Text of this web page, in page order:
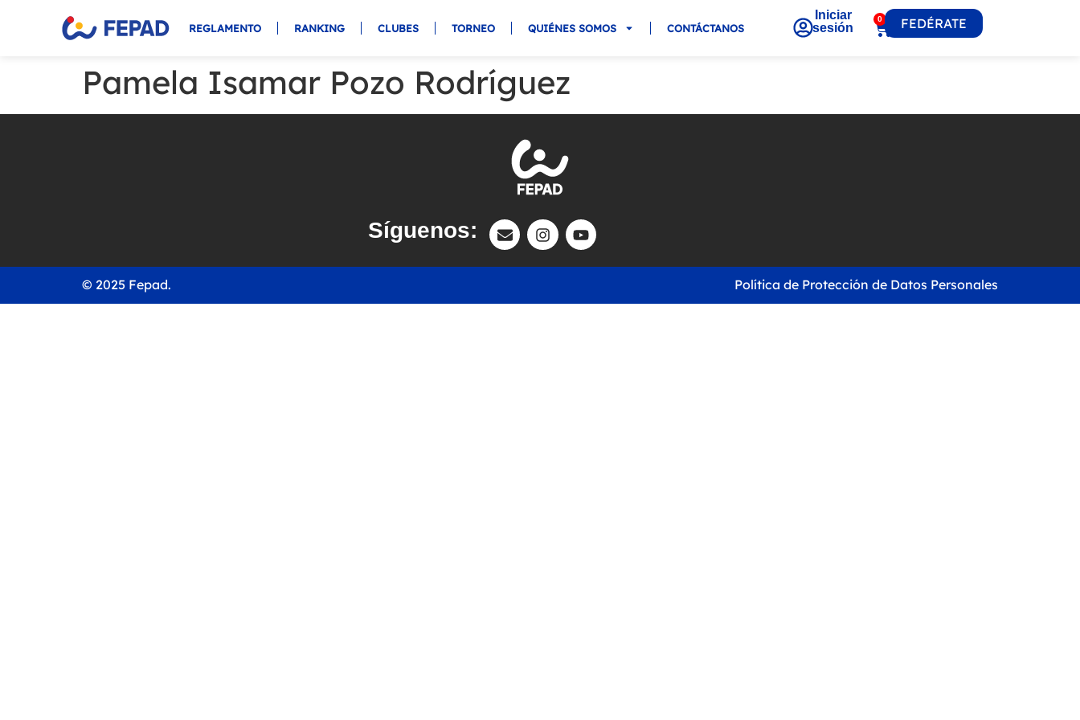
REGLAMENTO RANKING CLUBES TORNEO QUIÉNES SOMOS CONTÁCTANOS
Iniciar
sesión
0 FEDÉRATE
Pamela Isamar Pozo Rodríguez
Síguenos:
© 2025 Fepad. Política de Protección de Datos Personales